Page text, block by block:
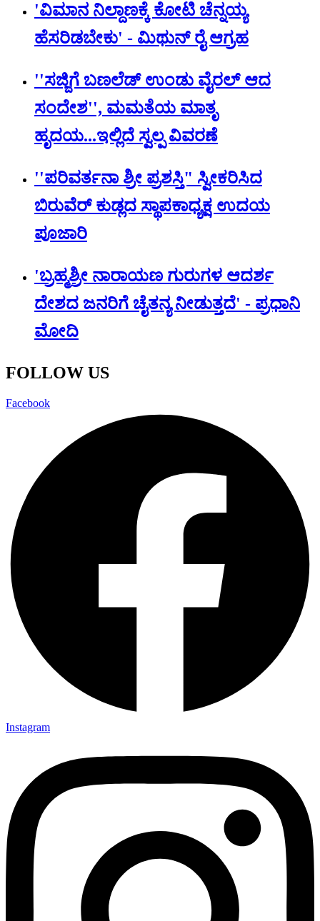
'ವಿಮಾನ ನಿಲ್ದಾಣಕ್ಕೆ ಕೋಟಿ ಚೆನ್ನಯ್ಯ
ಹೆಸರಿಡಬೇಕು' - ಮಿಥುನ್ ರೈ ಆಗ್ರಹ
''ಸಜ್ಜಿಗೆ ಬಣಲೆಡ್ ಉಂಡು ವೈರಲ್ ಆದ
ಸಂದೇಶ'', ಮಮತೆಯ ಮಾತೃ
ಹೃದಯ...ಇಲ್ಲಿದೆ ಸ್ವಲ್ಪ ವಿವರಣೆ
''ಪರಿವರ್ತನಾ ಶ್ರೀ ಪ್ರಶಸ್ತಿ" ಸ್ವೀಕರಿಸಿದ
ಬಿರುವೆರ್ ಕುಡ್ಲದ ಸ್ಥಾಪಕಾಧ್ಯಕ್ಷ ಉದಯ
ಪೂಜಾರಿ
'ಬ್ರಹ್ಮಶ್ರೀ ನಾರಾಯಣ ಗುರುಗಳ ಆದರ್ಶ
ದೇಶದ ಜನರಿಗೆ ಚೈತನ್ಯ ನೀಡುತ್ತದೆ' - ಪ್ರಧಾನಿ
ಮೋದಿ
FOLLOW US
Facebook
Instagram